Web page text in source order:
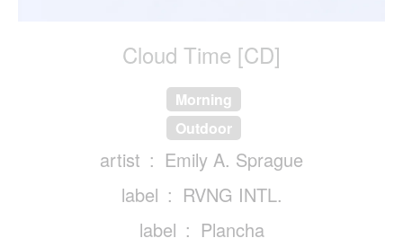
Cloud Time [CD]
Morning
Outdoor
artist
Emily A. Sprague
label
RVNG INTL.
label
Plancha